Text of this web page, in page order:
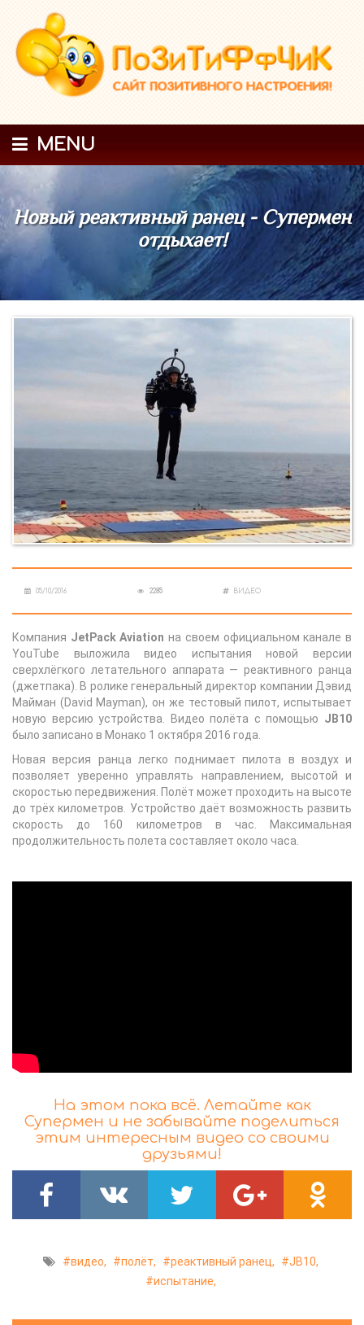
MENU
Новый реактивный ранец - Супермен
отдыхает!
05/10/2016 2285 ВИДЕО
Компания JetPack Aviation на своем официальном канале в
YouTube выложила видео испытания новой версии
сверхлёгкого летательного аппарата — реактивного ранца
(джетпака). В ролике генеральный директор компании Дэвид
Майман (David Mayman), он же тестовый пилот, испытывает
новую версию устройства. Видео полёта с помощью JB10
было записано в Монако 1 октября 2016 года.
Новая версия ранца легко поднимает пилота в воздух и
позволяет уверенно управлять направлением, высотой и
скоростью передвижения. Полёт может проходить на высоте
до трёх километров. Устройство даёт возможность развить
скорость до 160 километров в час. Максимальная
продолжительность полета составляет около часа.
На этом пока всё. Летайте как
Супермен и не забывайте поделиться
этим интересным видео со своими
друзьями!
видео, полёт, реактивный ранец,
JB10,
испытание,